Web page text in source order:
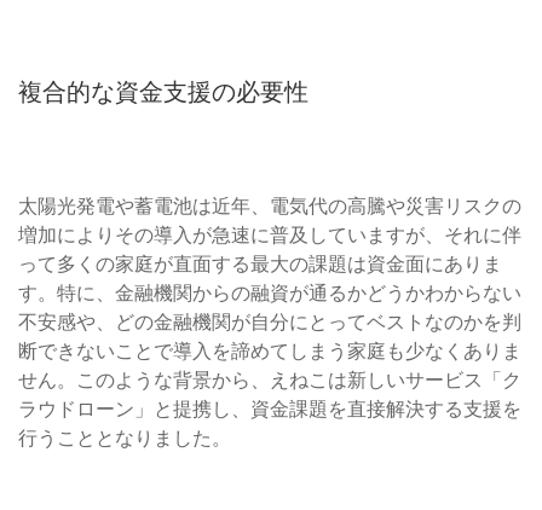
複合的な資金支援の必要性
太陽光発電や蓄電池は近年、電気代の高騰や災害リスクの
増加によりその導入が急速に普及していますが、それに伴
って多くの家庭が直面する最大の課題は資金面にありま
す。特に、金融機関からの融資が通るかどうかわからない
不安感や、どの金融機関が自分にとってベストなのかを判
断できないことで導入を諦めてしまう家庭も少なくありま
せん。このような背景から、えねこは新しいサービス「ク
ラウドローン」と提携し、資金課題を直接解決する支援を
行うこととなりました。